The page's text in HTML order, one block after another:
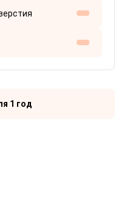
1 год